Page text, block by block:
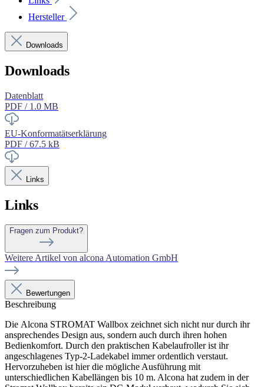
Hersteller
Downloads
Downloads
Datenblatt
PDF / 1.0 MB
EU-Konformatätserklärung
PDF / 67.5 kB
Links
Links
Fragen zum Produkt?
Weitere Artikel von alcona Automation GmbH
Bewertungen
Beschreibung
Die Alcona STROMAT Wallbox zeichnet sich nicht nur durch ihr
ansprechendes Design aus, sondern auch durch ihren hohen
Bedienkomfort. Durch den praktischen Kabelaufroller ist ihr
angeschlagenes Typ-2-Ladekabel immer ordentlich verstaut.
Hervorzuheben ist hier die mögliche Ausführung mit
unterschiedlichen Kabellängen bis 10 m. Alcona hat zudem in der